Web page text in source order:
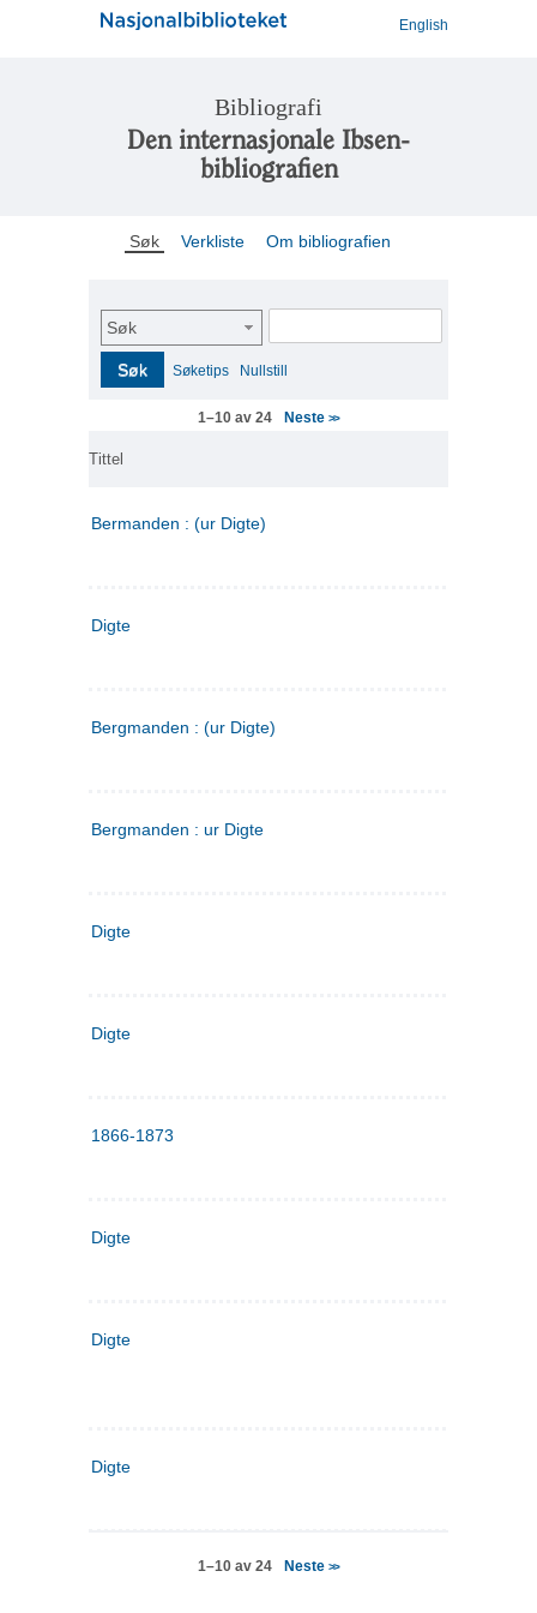
English
Bibliografi
Den internasjonale Ibsen-
bibliografien
Søk Verkliste Om bibliografien
Søk
Søk Søketips Nullstill
1–10 av 24 Neste>>
Tittel
Bermanden : (ur Digte)
Digte
Bergmanden : (ur Digte)
Bergmanden : ur Digte
Digte
Digte
1866-1873
Digte
Digte
Digte
1–10 av 24 Neste>>